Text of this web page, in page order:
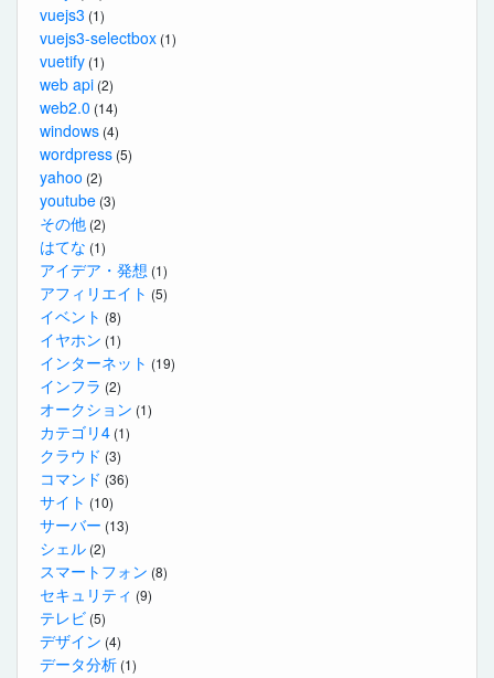
vuejs3 (1)
vuejs3-selectbox (1)
vuetify (1)
web api (2)
web2.0 (14)
windows (4)
wordpress (5)
yahoo (2)
youtube (3)
その他 (2)
はてな (1)
アイデア・発想 (1)
アフィリエイト (5)
イベント (8)
イヤホン (1)
インターネット (19)
インフラ (2)
オークション (1)
カテゴリ4 (1)
クラウド (3)
コマンド (36)
サイト (10)
サーバー (13)
シェル (2)
スマートフォン (8)
セキュリティ (9)
テレビ (5)
デザイン (4)
データ分析 (1)